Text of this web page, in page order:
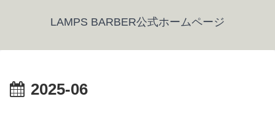
LAMPS BARBER公式ホームページ
2025-06